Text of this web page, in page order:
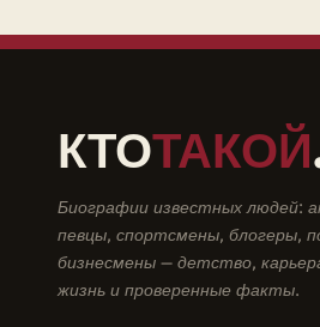
КТОТАКОЙ
Биографии известных людей:
певцы, спортсмены, блогеры,
бизнесмены — детство,
жизнь и проверенные факты.